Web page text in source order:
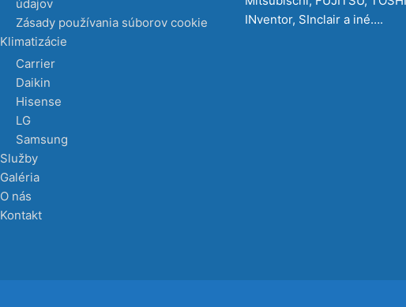
údajov
Zásady používania súborov cookie
Klimatizácie
Carrier
Daikin
Hisense
LG
Samsung
Služby
Galéria
O nás
Kontakt
INventor, SInclair a iné….